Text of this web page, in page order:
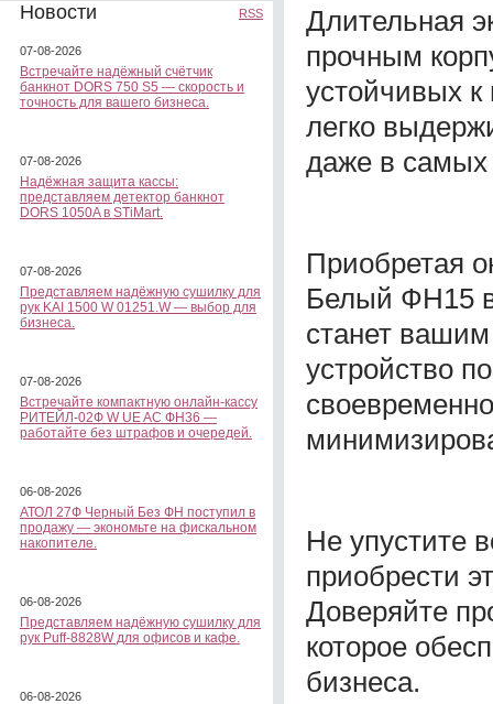
Новости RSS
07-08-2026
Встречайте надёжный счётчик
банкнот DORS 750 S5 — скорость и
точность для вашего бизнеса.
07-08-2026
Надёжная защита кассы:
представляем детектор банкнот
DORS 1050A в STiMart.
07-08-2026
Представляем надёжную сушилку для
рук KAI 1500 W 01251.W — выбор для
бизнеса.
07-08-2026
Встречайте компактную онлайн-кассу
РИТЕЙЛ-02Ф W UE AC ФН36 —
работайте без штрафов и очередей.
06-08-2026
АТОЛ 27Ф Черный Без ФН поступил в
продажу — экономьте на фискальном
накопителе.
06-08-2026
Представляем надёжную сушилку для
рук Puff-8828W для офисов и кафе.
06-08-2026
Длительная
прочным
устойчивых
легко
даже в самых
Приобретая
Белый ФН15
станет
устройство
Не упустите
приобрести
Доверяйте
которое
бизнеса.